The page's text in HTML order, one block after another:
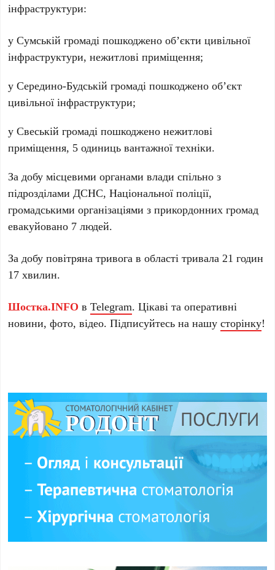
інфраструктури:
у Сумській громаді пошкоджено об’єкти цивільної
інфраструктури, нежитлові приміщення;
у Середино-Будській громаді пошкоджено об’єкт
цивільної інфраструктури;
у Свеській громаді пошкоджено нежитлові
приміщення, 5 одиниць вантажної техніки.
За добу місцевими органами влади спільно з
підрозділами ДСНС, Національної поліції,
громадськими організаціями з прикордонних громад
евакуйовано 7 людей.
За добу повітряна тривога в області тривала 21 годин
17 хвилин.
Шостка.INFO вTelegram. Цікаві та оперативні
новини, фото, відео. Підписуйтесь на нашусторінку!